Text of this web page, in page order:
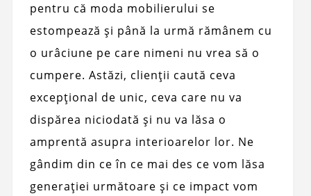
pentru că moda mobilierului se
estompează și până la urmă rămânem cu
o urâciune pe care nimeni nu vrea să o
cumpere. Astăzi, clienții caută ceva
excepțional de unic, ceva care nu va
dispărea niciodată și nu va lăsa o
amprentă asupra interioarelor lor. Ne
gândim din ce în ce mai des ce vom lăsa
generației următoare și ce impact vom